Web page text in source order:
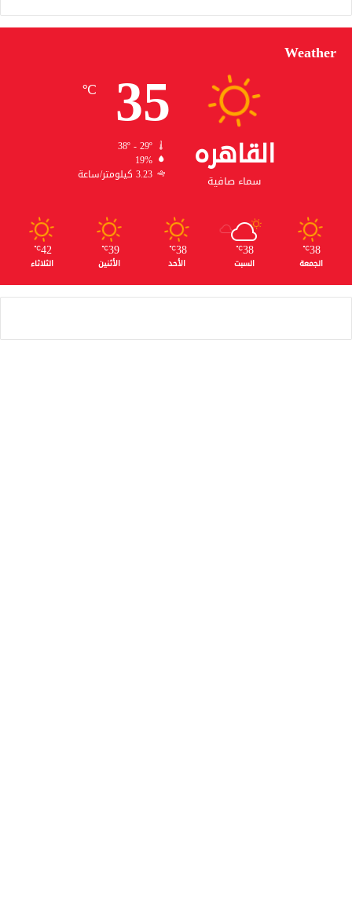
Weather
القاهره
سماء صافية
35
℃
38º - 29º
19%
3.23 كيلومتر/ساعة
38
℃
الجمعة
38
℃
السبت
38
℃
الأحد
39
℃
الأثنين
42
℃
الثلاثاء